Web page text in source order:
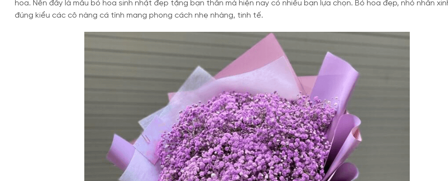
hoa. Nên đây là mẫu bó hoa sinh nhật đẹp tặng bạn thân mà hiện nay có nhiều bạn lựa chọn. Bó hoa đẹp, nhỏ nhắn
đúng kiểu các cô nàng cá tính mang phong cách nhẹ nhàng, tinh tế.